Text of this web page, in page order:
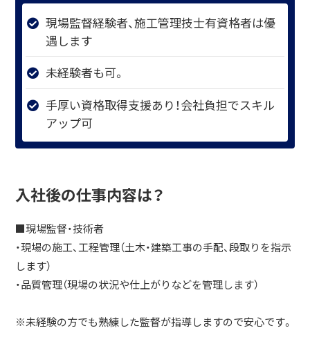
現場監督経験者、施工管理技士有資格者は優
遇します
未経験者も可。
手厚い資格取得支援あり！会社負担でスキル
アップ可
入社後の仕事内容は？
■現場監督・技術者
・現場の施工、工程管理（土木・建築工事の手配、段取りを指示
します）
・品質管理（現場の状況や仕上がりなどを管理します）
※未経験の方でも熟練した監督が指導しますので安心です。